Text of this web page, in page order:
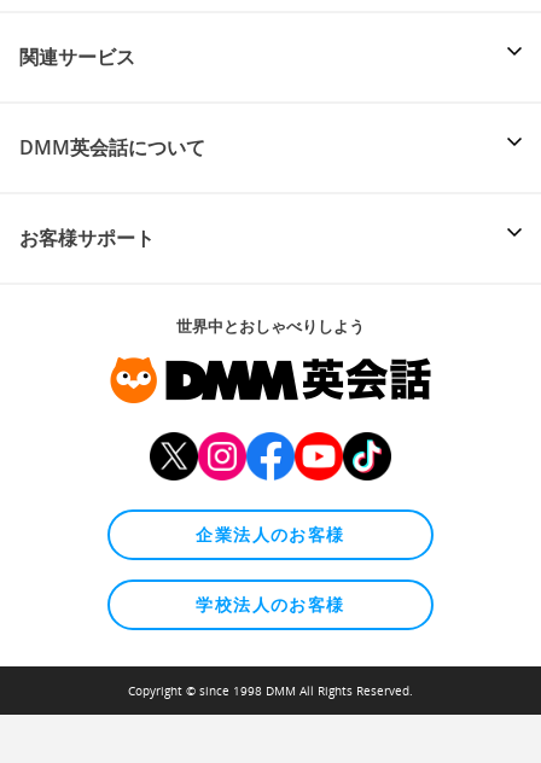
関連サービス
DMM英会話について
お客様サポート
世界中とおしゃべりしよう
企業法人のお客様
学校法人のお客様
Copyright © since 1998 DMM All Rights Reserved.